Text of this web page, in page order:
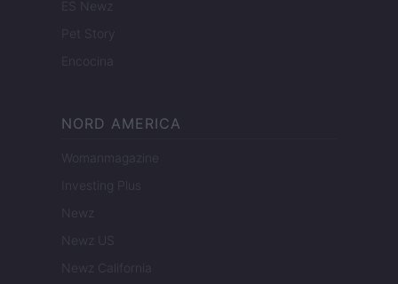
ES Newz
Pet Story
Encocina
NORD AMERICA
Womanmagazine
Investing Plus
Newz
Newz US
Newz California